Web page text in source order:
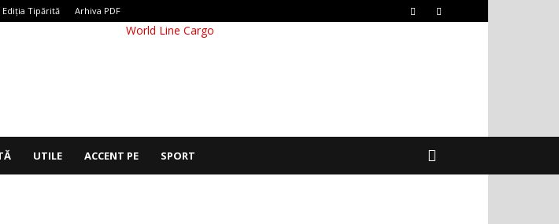
Ediția Tipărită Arhiva PDF
UTILE ACCENT PE SPORT